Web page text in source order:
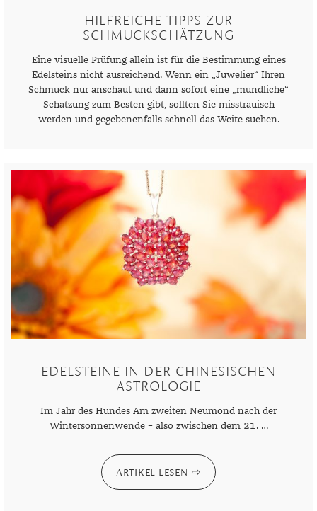
HILFREICHE TIPPS ZUR
SCHMUCKSCHÄTZUNG
Eine visuelle Prüfung allein ist für die Bestimmung eines
Edelsteins nicht ausreichend. Wenn ein „Juwelier“ Ihren
Schmuck nur anschaut und dann sofort eine „mündliche“
Schätzung zum Besten gibt, sollten Sie misstrauisch
werden und gegebenenfalls schnell das Weite suchen.
EDELSTEINE IN DER CHINESISCHEN
ASTROLOGIE
Im Jahr des Hundes Am zweiten Neumond nach der
Wintersonnenwende – also zwischen dem 21. …
ARTIKEL LESEN